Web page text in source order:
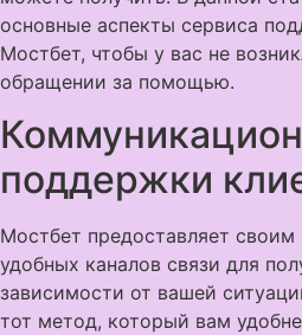
основные аспекты сервиса
Мостбет, чтобы у вас не
обращении за помощью.
поддержки
Мостбет предоставляет своим
удобных каналов связи для
зависимости от вашей
тот метод, который вам